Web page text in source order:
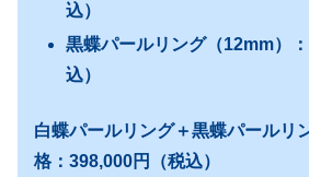
込）
黒蝶パールリング（12mm）
込）
白蝶パールリング＋黒蝶パールリ
格：398,000円（税込）